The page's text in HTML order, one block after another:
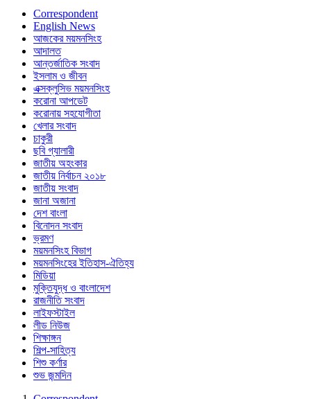
Correspondent
English News
আজকের ময়মনসিংহ
আদালত
আন্তর্জাতিক সংবাদ
ইসলাম ও জীবন
এক্সক্লুসিভ ময়মনসিংহ
করোনা আপডেট
করোনায় সহযোগীতা
খেলার সংবাদ
চাকুরী
ছবি গ্যালারী
জাতীয় অহংকার
জাতীয় নির্বাচন ২০১৮
জাতীয় সংবাদ
জানা অজানা
দেশ বাংলা
বিনোদন সংবাদ
ভ্রমণ
ময়মনসিংহ বিভাগ
ময়মনসিংহের ইতিহাস-ঐতিহ্য
মিডিয়া
মুক্তিযুদ্ধ ও বাংলাদেশ
রাজনীতি সংবাদ
লাইফস্টাইল
লীড নিউজ
শিক্ষাঙ্গন
শিল্প-সাহিত্য
শিশু কর্ণার
শুভ জন্মদিন